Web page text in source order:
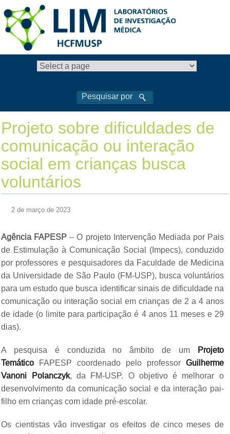
Projeto sobre dificuldades de
comunicação ou interação
social em crianças busca
voluntários
2 de março de 2023
Agência FAPESP – O projeto Intervenção Mediada por Pais
de Estimulação à Comunicação Social (Impecs), conduzido
por professores e pesquisadores da Faculdade de Medicina
da Universidade de São Paulo (FM-USP), busca voluntários
para um estudo que busca identificar sinais de dificuldade na
comunicação ou interação social em crianças de 2 a 4 anos
de idade (o limite para participação é 4 anos 11 meses e 29
dias).
A pesquisa é conduzida no âmbito de um
Projeto
Temático FAPESP coordenado pelo professor Guilherme
Vanoni Polanczyk, da FM-USP. O objetivo é melhorar o
desenvolvimento da comunicação social e da interação pai-
filho em crianças com idade pré-escolar.
Os cientistas vão investigar os efeitos de cinco meses de